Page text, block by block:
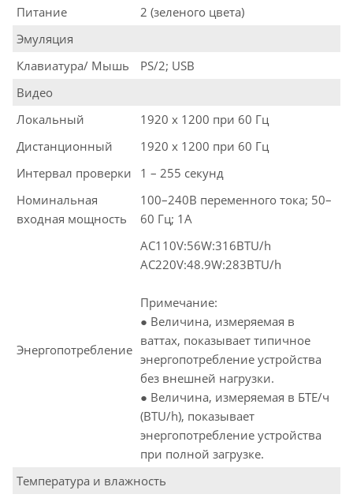
Питание
2 (зеленого цвета)
Эмуляция
Клавиатура/ Мышь
PS/2; USB
Видео
Локальный
1920 x 1200 при 60 Гц
Дистанционный
1920 x 1200 при 60 Гц
Интервал проверки
1 – 255 секунд
Номинальная
входная мощность
100–240В переменного тока; 50–
60 Гц; 1A
Энергопотребление
AC110V:56W:316BTU/h
AC220V:48.9W:283BTU/h
Примечание:
● Величина, измеряемая в
ваттах, показывает типичное
энергопотребление устройства
без внешней нагрузки.
● Величина, измеряемая в БТЕ/ч
(BTU/h), показывает
энергопотребление устройства
при полной загрузке.
Температура и влажность